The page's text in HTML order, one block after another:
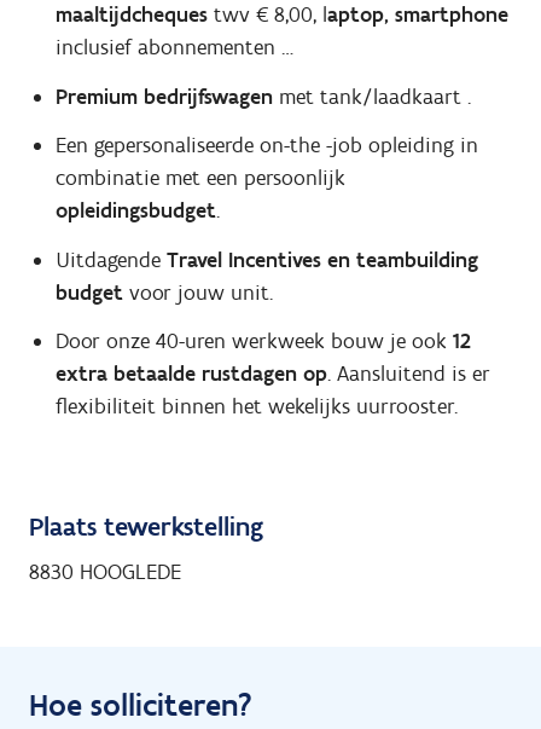
maaltijdcheques twv € 8,00, laptop, smartphone
inclusief abonnementen …
Premium bedrijfswagen met tank/laadkaart .
Een gepersonaliseerde on-the -job opleiding in
combinatie met een persoonlijk
opleidingsbudget.
Uitdagende Travel Incentives en teambuilding
budget voor jouw unit.
Door onze 40-uren werkweek bouw je ook 12
extra betaalde rustdagen op. Aansluitend is er
flexibiliteit binnen het wekelijks uurrooster.
Plaats tewerkstelling
8830 HOOGLEDE
Hoe solliciteren?